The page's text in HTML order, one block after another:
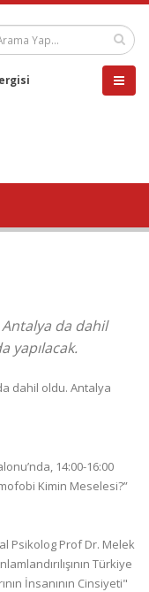
Antalya da dahil
yapılacak.
dahil oldu. Antalya
14:00-16:00
Kimin Meselesi?”
Psikolog Prof Dr. Melek
Türkiye
İnsanının Cinsiyeti"